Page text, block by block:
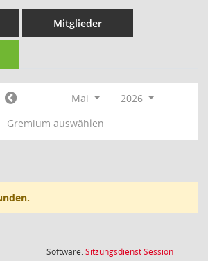
Mitglieder
Mai
2026
Gremium auswählen
Software:SitzungsdienstSession(Wird in